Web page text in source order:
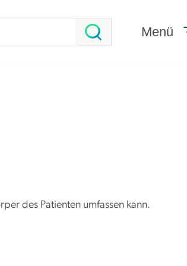
Menü
des Patienten umfassen kann.